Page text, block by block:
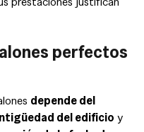
perfectos
depende del
del edificio y